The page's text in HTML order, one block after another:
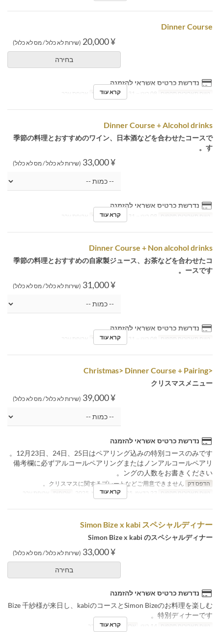
Dinner Course
¥ 20,000 (שירות לא כלול / מס לא כלול)
בחירה
נדרשת כרטיס אשראי להזמנה
טווח תאריכים תקפים ארוחות ארוחת ערב קרא עוד
Dinner Course + Alcohol drinks
季節の料理とおすすめのワイン、日本酒などを合わせたコースで
す。
¥ 33,000 (שירות לא כלול / מס לא כלול)
נדרשת כרטיס אשראי להזמנה
טווח תאריכים תקפים ארוחות ארוחת ערב קרא עוד
Dinner Course + Non alcohol drinks
季節の料理とおすすめの自家製ジュース、お茶などを合わせたコ
ースです。
¥ 31,000 (שירות לא כלול / מס לא כלול)
נדרשת כרטיס אשראי להזמנה
טווח תאריכים תקפים ארוחות ארוחת ערב קרא עוד
<Christmas> Dinner Course + Pairing
クリスマスメニュー
¥ 39,000 (שירות לא כלול / מס לא כלול)
נדרשת כרטיס אשראי להזמנה
12月23日、24日、25日はペアリング込みの特別コースのみです。
備考欄に必ずアルコールペアリングまたはノンアルコールペアリ
ングの人数をお書きください。
הדפס דק
טווח תאריכים תקפים
ארוחות ארוחת ערב קרא עוד
Simon Bize x kabi スペシャルディナー
Simon Bize x kabi のスペシャルディナー
¥ 33,000 (שירות לא כלול / מס לא כלול)
בחירה
נדרשת כרטיס אשראי להזמנה
Bize 千紗様が来日し、kabiのコースとSimon Bizeのお料理を楽しむ
特別ディナーです。
טווח תאריכים תקפים ארוחות ארוחת ערב
קרא עוד